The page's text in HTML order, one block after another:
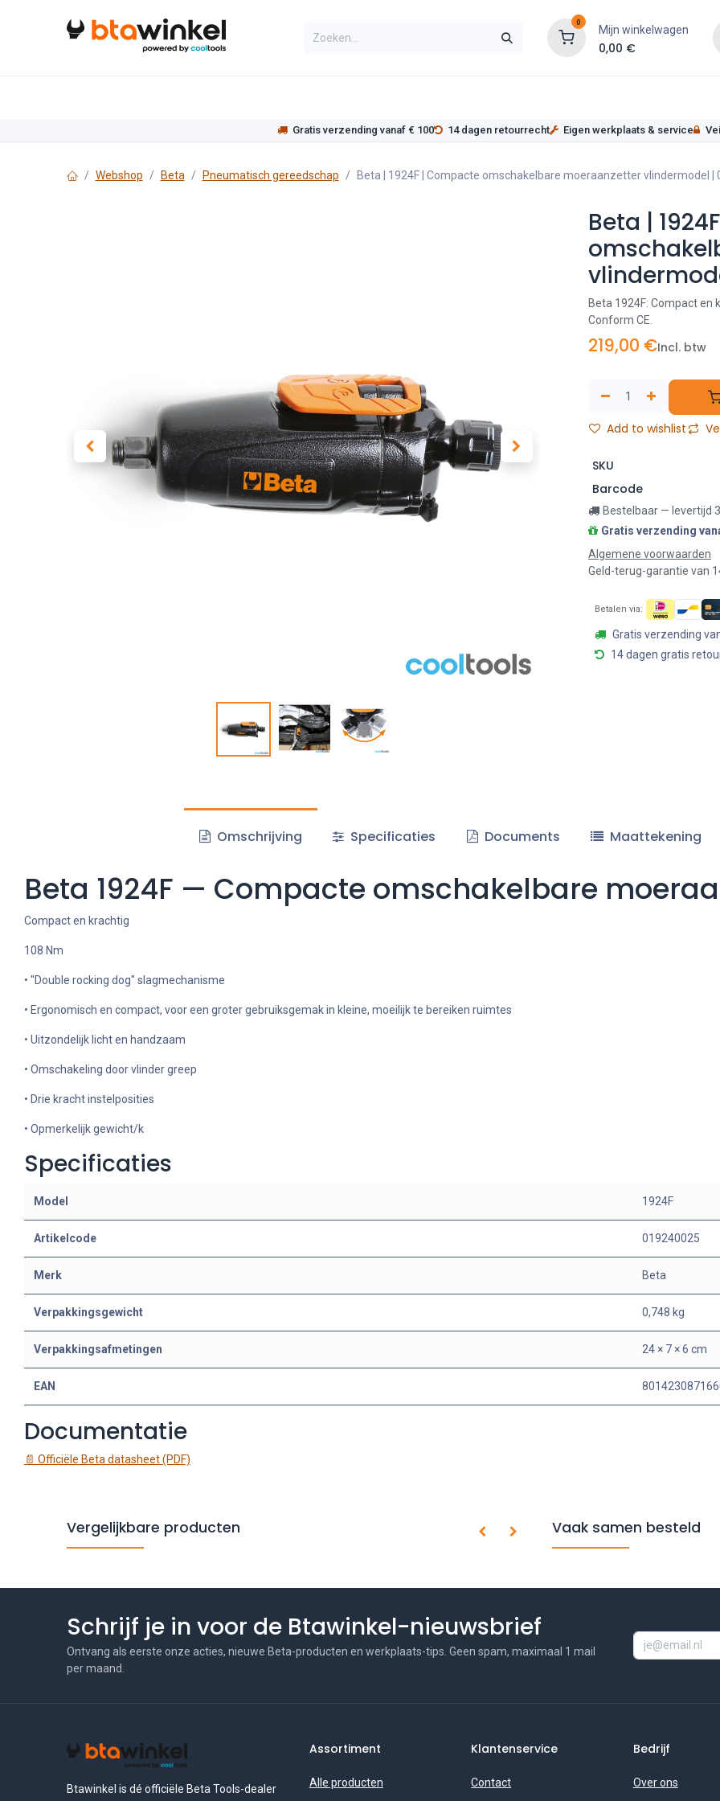
0
Mijn winkelwagen
0,00 €
Gratis verzending vanaf € 100 14 dagen retourrecht Eigen werkplaats & service
Webshop Beta Pneumatisch gereedschap Beta | 1924F | Compacte omschakelbare moeraanzetter vlindermodel |
Beta |
Beta 1924F: Compact en
Conform CE.
219,00 €Incl. btw
Add to wishlist
SKU
Barcode
Bestelbaar — levertijd
Gratis verzending
Algemene voorwaarden
Geld-terug-garantie van
Betalen via:
Gratis verzending
14 dagen gratis
Omschrijving Specificaties Documents Maattekening
Beta 1924F — Compacte omschakelbare
Compact en krachtig
108 Nm
• "Double rocking dog" slagmechanisme
• Ergonomisch en compact, voor een groter gebruiksgemak in kleine, moeilijk te bereiken ruimtes
• Uitzondelijk licht en handzaam
• Omschakeling door vlinder greep
• Drie kracht instelposities
• Opmerkelijk gewicht/k
Specificaties
Model 1924F
Artikelcode 019240025
Merk Beta
Verpakkingsgewicht 0,748 kg
Verpakkingsafmetingen 24 × 7 × 6 cm
EAN
Documentatie
📄 Officiële Beta datasheet (PDF)
Vergelijkbare producten Vaak samen besteld
Schrijf je in voor de Btawinkel-nieuwsbrief
Ontvang als eerste onze acties, nieuwe Beta-producten en werkplaats-tips. Geen spam, maximaal 1 mail
per maand.
Btawinkel is dé officiële Beta Tools-dealer
Assortiment
Alle producten
Klantenservice
Contact
Bedrijf
Over ons